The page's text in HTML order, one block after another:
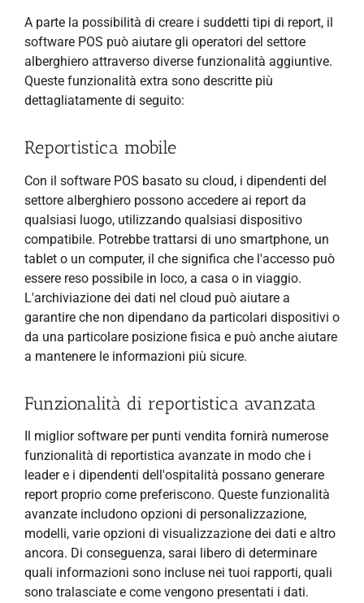
A parte la possibilità di creare i suddetti tipi di report, il
software POS può aiutare gli operatori del settore
alberghiero attraverso diverse funzionalità aggiuntive.
Queste funzionalità extra sono descritte più
dettagliatamente di seguito:
Reportistica mobile
Con il software POS basato su cloud, i dipendenti del
settore alberghiero possono accedere ai report da
qualsiasi luogo, utilizzando qualsiasi dispositivo
compatibile. Potrebbe trattarsi di uno smartphone, un
tablet o un computer, il che significa che l'accesso può
essere reso possibile in loco, a casa o in viaggio.
L'archiviazione dei dati nel cloud può aiutare a
garantire che non dipendano da particolari dispositivi o
da una particolare posizione fisica e può anche aiutare
a mantenere le informazioni più sicure.
Funzionalità di reportistica avanzata
Il miglior software per punti vendita fornirà numerose
funzionalità di reportistica avanzate in modo che i
leader e i dipendenti dell'ospitalità possano generare
report proprio come preferiscono. Queste funzionalità
avanzate includono opzioni di personalizzazione,
modelli, varie opzioni di visualizzazione dei dati e altro
ancora. Di conseguenza, sarai libero di determinare
quali informazioni sono incluse nei tuoi rapporti, quali
sono tralasciate e come vengono presentati i dati.